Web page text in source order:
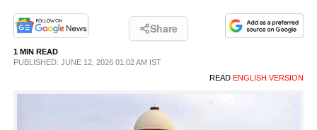
PHOTOS
LIFESTYLE
Share
1 MIN READ
PUBLISHED: JUNE 12, 2026 01:02 AM IST
READ ENGLISH VERSION